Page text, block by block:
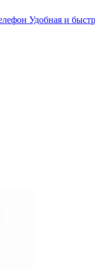
Удобная и